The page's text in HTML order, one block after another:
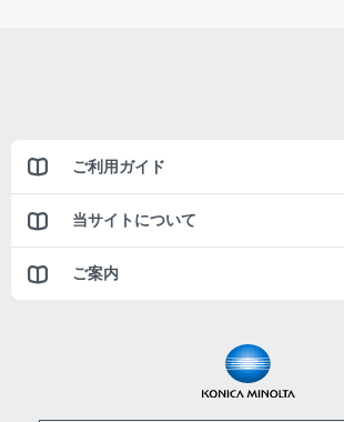
ご利用ガイド
当サイトについて
ご案内